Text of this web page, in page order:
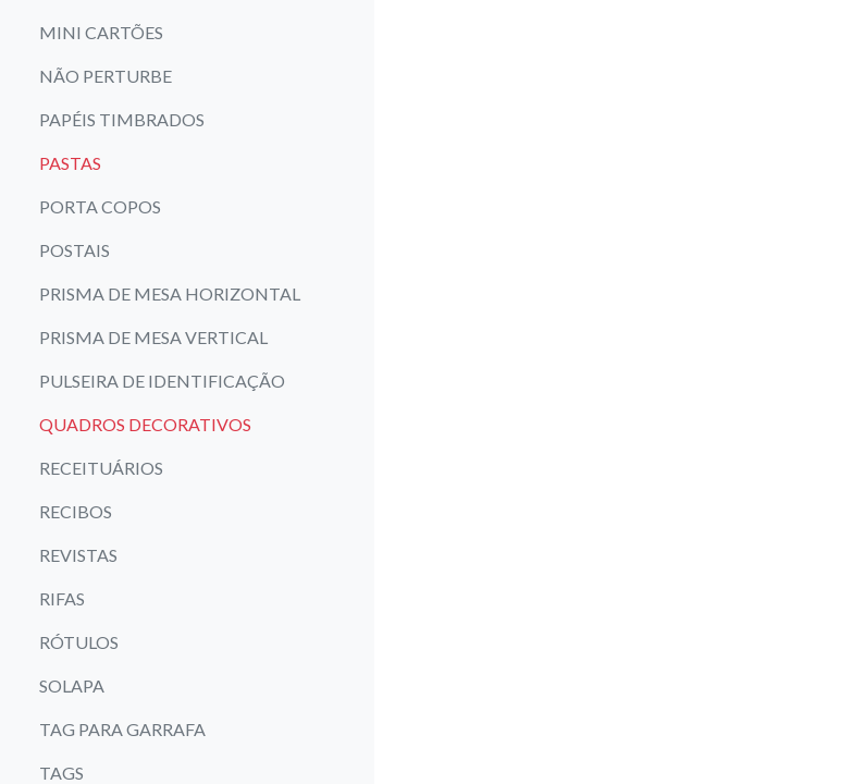
MINI CARTÕES
NÃO PERTURBE
PAPÉIS TIMBRADOS
PASTAS
PORTA COPOS
POSTAIS
PRISMA DE MESA HORIZONTAL
PRISMA DE MESA VERTICAL
PULSEIRA DE IDENTIFICAÇÃO
QUADROS DECORATIVOS
RECEITUÁRIOS
RECIBOS
REVISTAS
RIFAS
RÓTULOS
SOLAPA
TAG PARA GARRAFA
TAGS